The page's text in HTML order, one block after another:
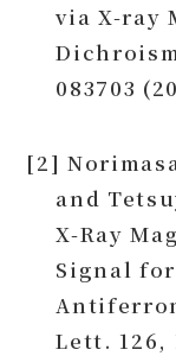
via X-ray
083703
[2]
and
X-Ray
Signal
Lett. 126,